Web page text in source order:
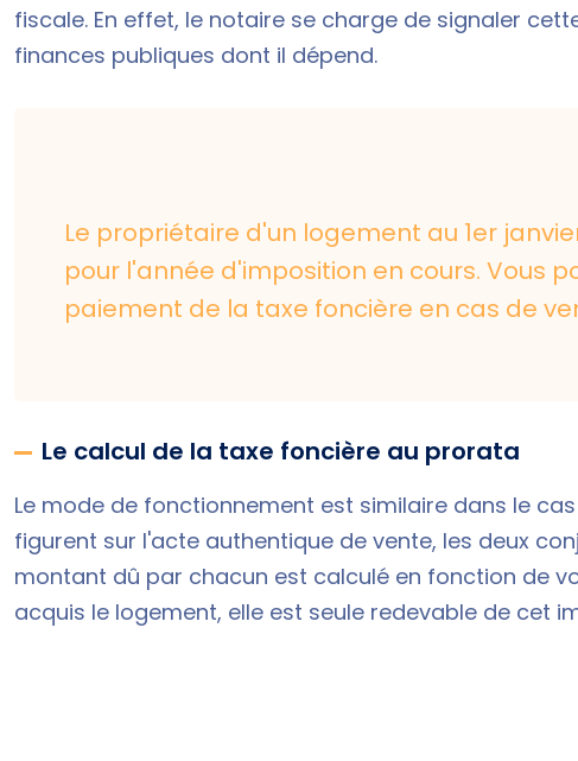
fiscale. En effet, le notaire se charge de signaler
finances publiques dont il dépend.
Le propriétaire d'un logement au 1er
pour l'année d'imposition en cours. Vous
paiement de la taxe foncière en cas de
Le calcul de la taxe foncière au prorata
Le mode de fonctionnement est similaire dans le cas
figurent sur l'acte authentique de vente, les deux
montant dû par chacun est calculé en fonction de
acquis le logement, elle est seule redevable de cet